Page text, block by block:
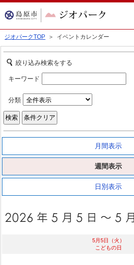
ジオパークTOP ＞ イベントカレンダー
絞り込み検索をする
キーワード
分類
月間表示
週間表示
日別表示
5月5日（火）
こどもの日